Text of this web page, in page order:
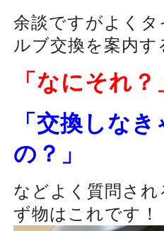
余談ですがよく
ルブ交換を案内
「なにそれ？
「交換しな
の？」
などよく質問され
ず物はこれです！